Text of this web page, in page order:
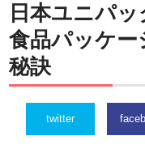
日本ユニパ
食品パッケー
秘訣
twitter